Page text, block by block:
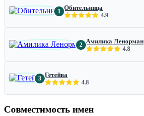
1 Обительница
4.9
2 Амилика Ленорман
4.8
3 Гетейва
4.8
Совместимость имен